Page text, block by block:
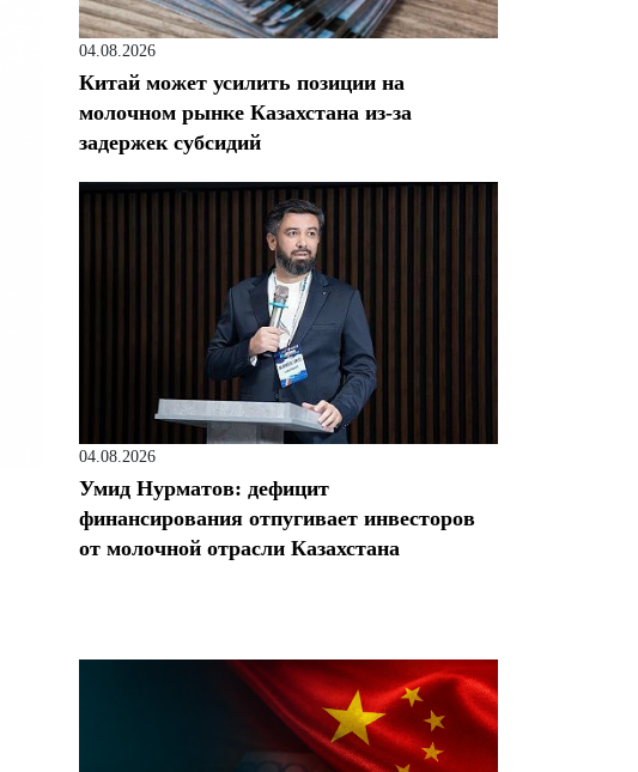
04.08.2026
Китай может усилить позиции на
молочном рынке Казахстана из-за
задержек субсидий
04.08.2026
Умид Нурматов: дефицит
финансирования отпугивает инвесторов
от молочной отрасли Казахстана